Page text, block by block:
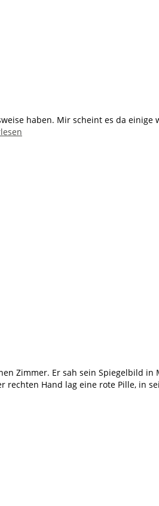
haben. Mir scheint es da
Zimmer. Er sah sein Spiegelbild
Hand lag eine rote Pille, in